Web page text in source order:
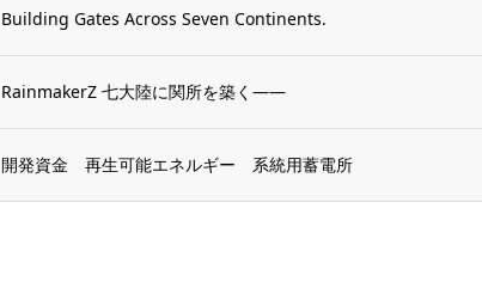
Building Gates Across Seven Continents.
RainmakerZ 七大陸に関所を築く——
開発資金 再生可能エネルギー 系統用蓄電所